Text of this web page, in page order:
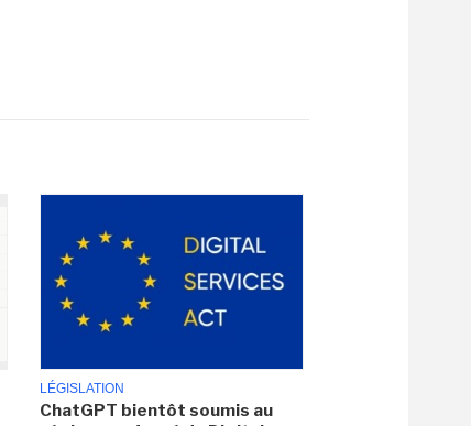
LÉGISLATION
ChatGPT bientôt soumis au